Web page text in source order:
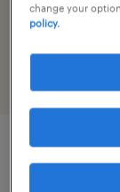
job category
job
change your
policy.